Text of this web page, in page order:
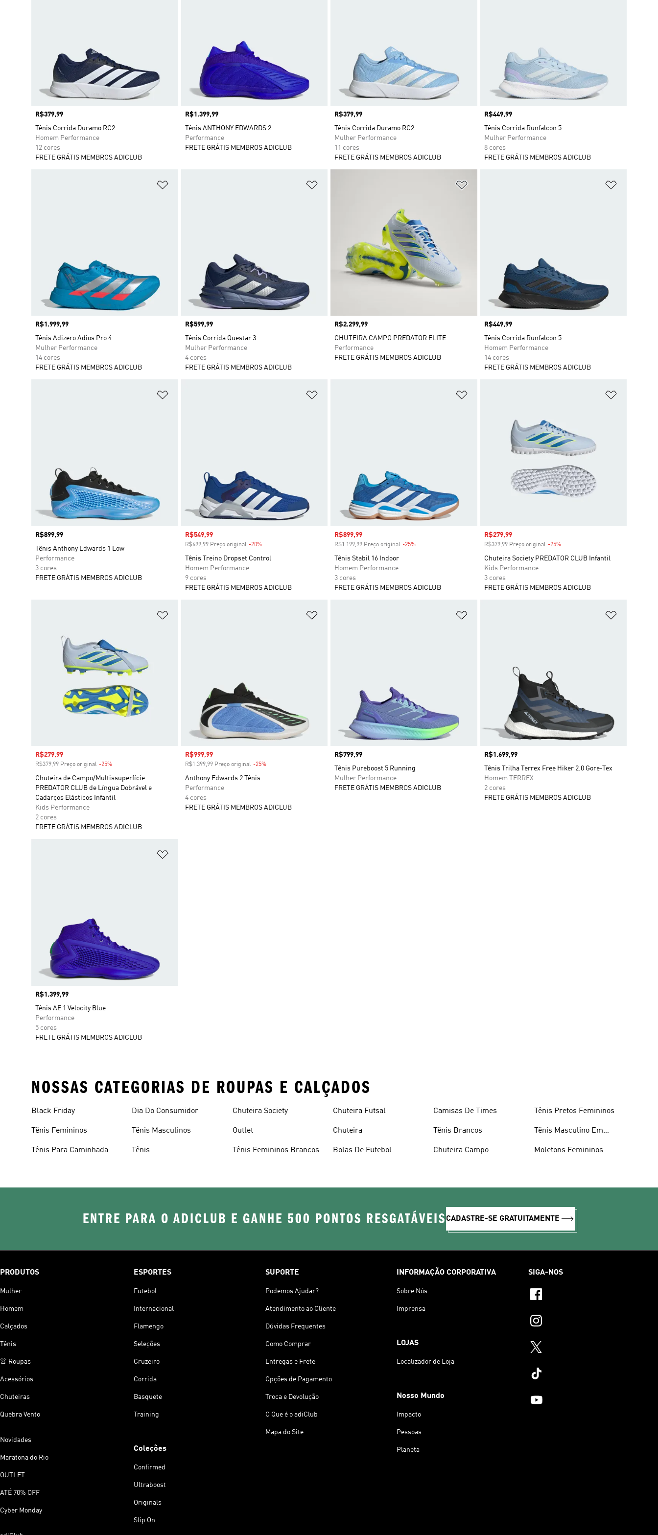
Preço
R$379,99
Tênis Corrida Duramo RC2
Homem Performance
12 cores
FRETE GRÁTIS MEMBROS ADICLUB
Preço
R$1.399,99
Tênis ANTHONY EDWARDS 2
Performance
FRETE GRÁTIS MEMBROS ADICLUB
Preço
R$379,99
Tênis Corrida Duramo RC2
Mulher Performance
11 cores
FRETE GRÁTIS MEMBROS ADICLUB
Preço
R$449,99
Tênis Corrida Runfalcon 5
Mulher Performance
8 cores
FRETE GRÁTIS MEMBROS ADICLUB
Preço
R$1.999,99
Tênis Adizero Adios Pro 4
Mulher Performance
14 cores
FRETE GRÁTIS MEMBROS ADICLUB
Preço
R$599,99
Tênis Corrida Questar 3
Mulher Performance
4 cores
FRETE GRÁTIS MEMBROS ADICLUB
Preço
R$2.299,99
CHUTEIRA CAMPO PREDATOR ELITE
Performance
FRETE GRÁTIS MEMBROS ADICLUB
Preço
R$449,99
Tênis Corrida Runfalcon 5
Homem Performance
14 cores
FRETE GRÁTIS MEMBROS ADICLUB
Preço
R$899,99
Tênis Anthony Edwards 1 Low
Performance
3 cores
FRETE GRÁTIS MEMBROS ADICLUB
Preço com desconto
R$549,99
R$699,99 Preço original -20%Desconto
Tênis Treino Dropset Control
Homem Performance
9 cores
FRETE GRÁTIS MEMBROS ADICLUB
Preço com desconto
R$899,99
R$1.199,99 Preço original -25%
Tênis Stabil 16 Indoor
Homem Performance
3 cores
FRETE GRÁTIS MEMBROS ADICLUB
Preço com desconto
R$279,99
R$379,99 Preço original -25%Desconto
Chuteira Society PREDATOR CLUB Infantil
Kids Performance
3 cores
FRETE GRÁTIS MEMBROS ADICLUB
Preço com desconto
R$279,99
R$379,99 Preço original -25%
Chuteira de Campo/Multissuperfície
PREDATOR CLUB de Língua Dobrável e
Cadarços Elásticos Infantil
Kids Performance
2 cores
FRETE GRÁTIS MEMBROS ADICLUB
Preço com desconto
R$999,99
R$1.399,99 Preço original -25%Desconto
Anthony Edwards 2 Tênis
Performance
4 cores
FRETE GRÁTIS MEMBROS ADICLUB
Preço
R$799,99
Tênis Pureboost 5 Running
Mulher Performance
FRETE GRÁTIS MEMBROS ADICLUB
Preço
R$1.699,99
Tênis Trilha Terrex Free Hiker 2.0 Gore-Tex
Homem TERREX
2 cores
FRETE GRÁTIS MEMBROS ADICLUB
Preço
R$1.399,99
Tênis AE 1 Velocity Blue
Performance
5 cores
FRETE GRÁTIS MEMBROS ADICLUB
NOSSAS CATEGORIAS DE ROUPAS E CALÇADOS
Black Friday
Tênis Femininos
Tênis Para Caminhada
Dia Do Consumidor
Tênis Masculinos
Tênis
Chuteira Society
Outlet
Tênis Femininos Brancos
Chuteira Futsal
Chuteira
Bolas De Futebol
Camisas De Times
Tênis Brancos
Chuteira Campo
Tênis Pretos Femininos
Tênis Masculino Em
Moletons Femininos
ENTRE PARA O ADICLUB E GANHE 500 PONTOS RESGATÁVEIS CADASTRE-SE GRATUITAMENTE
PRODUTOS
Mulher
Homem
Calçados
Tênis
👚 Roupas
Acessórios
Chuteiras
Quebra Vento
Novidades
Maratona do Rio
OUTLET
ATÉ 70% OFF
Cyber Monday
ESPORTES
Futebol
Internacional
Flamengo
Seleções
Cruzeiro
Corrida
Basquete
Training
Coleções
Confirmed
Ultraboost
Originals
Slip On
SUPORTE
Podemos Ajudar?
Atendimento ao Cliente
Dúvidas Frequentes
Como Comprar
Entregas e Frete
Opções de Pagamento
Troca e Devolução
O Que é o adiClub
Mapa do Site
INFORMAÇÃO CORPORATIVA
Sobre Nós
Imprensa
LOJAS
Localizador de Loja
Nosso Mundo
Impacto
Pessoas
Planeta
SIGA-NOS